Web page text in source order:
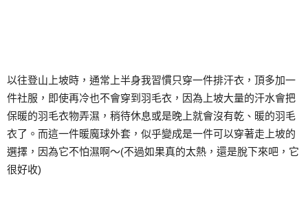
以往登山上坡時，通常上半身我習慣只穿一件排汗衣，頂多加一
件社服，即使再冷也不會穿到羽毛衣，因為上坡大量的汗水會把
保暖的羽毛衣物弄濕，稍待休息或是晚上就會沒有乾、暖的羽毛
衣了。而這一件暖魔球外套，似乎變成是一件可以穿著走上坡的
選擇，因為它不怕濕啊～(不過如果真的太熱，還是脫下來吧，它
很好收)